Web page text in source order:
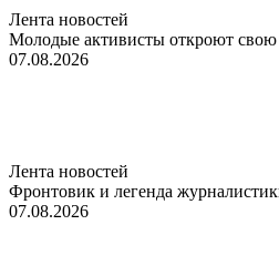
Лента новостей
Молодые активисты откроют
07.08.2026
Лента новостей
Фронтовик и легенда
07.08.2026